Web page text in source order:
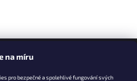
na míru
pro bezpečné a spolehlivé fungování svých